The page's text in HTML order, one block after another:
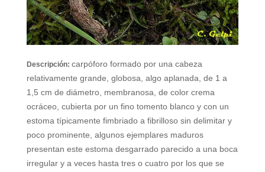
Descripción: carpóforo formado por una cabeza
relativamente grande, globosa, algo aplanada, de 1 a
1,5 cm de diámetro, membranosa, de color crema
ocráceo, cubierta por un fino tomento blanco y con un
estoma típicamente fimbriado a fibrilloso sin delimitar y
poco prominente, algunos ejemplares maduros
presentan este estoma desgarrado parecido a una boca
irregular y a veces hasta tres o cuatro por los que se